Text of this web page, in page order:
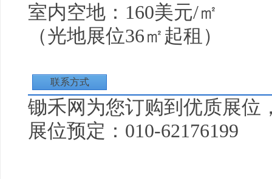
室内空地：160美元/㎡
（光地展位36㎡起租）
联系方式
锄禾网为您订购到优质展位
展位预定：010-62176199